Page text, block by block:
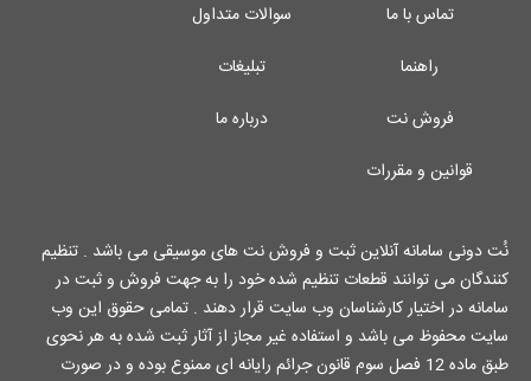
تماس با ما
سوالات متداول
راهنما
تبلیغات
فروش نت
درباره ما
قوانین و مقررات
نُت دونی سامانه آنلاین ثبت و فروش نت های موسیقی می باشد . تنظیم
کنندگان می توانند قطعات تنظیم شده خود را به جهت فروش و ثبت در
سامانه در اختیار کارشناسان وب سایت قرار دهند . تمامی حقوق این وب
سایت محفوظ می باشد و استفاده غیر مجاز از آثار ثبت شده به هر نحوی
طبق ماده 12 فصل سوم قانون جرائم رایانه ای ممنوع بوده و در صورت